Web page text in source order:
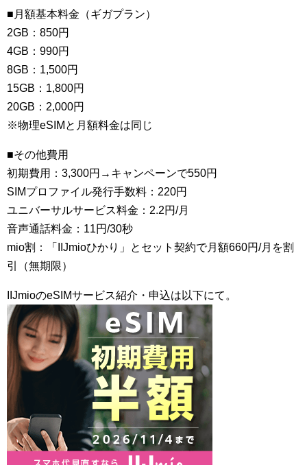
■月額基本料金（ギガプラン）
2GB：850円
4GB：990円
8GB：1,500円
15GB：1,800円
20GB：2,000円
※物理eSIMと月額料金は同じ
■その他費用
初期費用：3,300円→キャンペーンで550円
SIMプロファイル発行手数料：220円
ユニバーサルサービス料金：2.2円/月
音声通話料金：11円/30秒
mio割：「IIJmioひかり」とセット契約で月額660円/月を割
引（無期限）
IIJmioのeSIMサービス紹介・申込は以下にて。